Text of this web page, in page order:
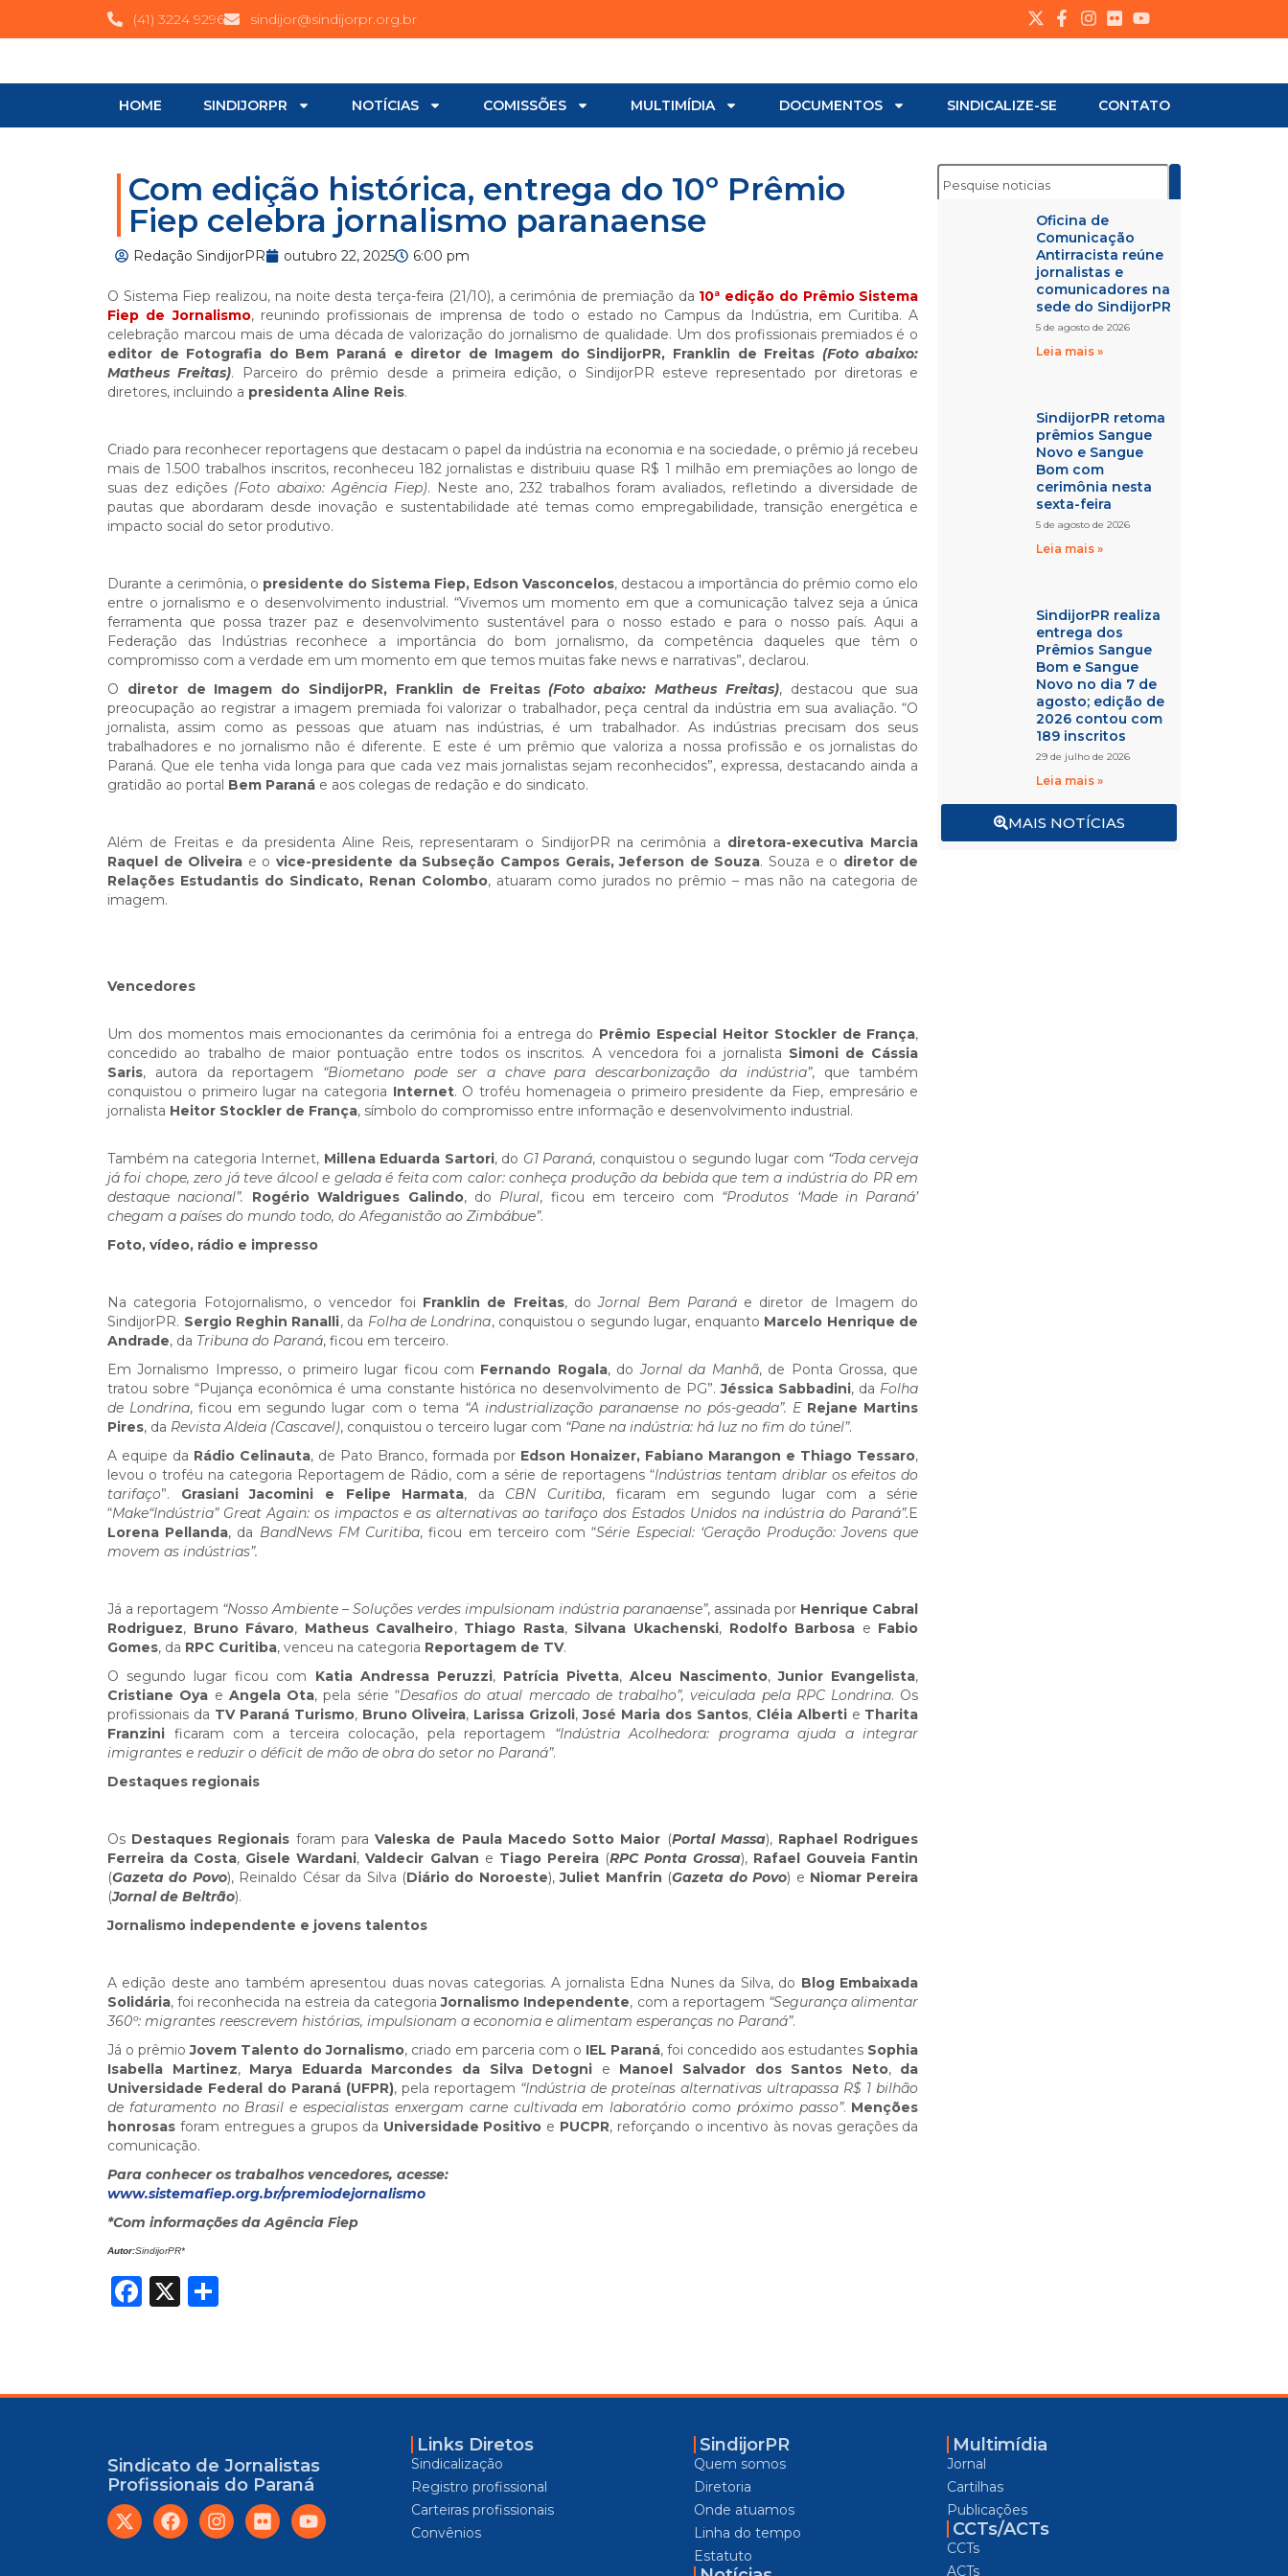
(41) 3224 9296 sindijor@sindijorpr.org.br
HOME SINDIJORPR NOTÍCIAS COMISSÕES MULTIMÍDIA DOCUMENTOS SINDICALIZE-SE CONTATO
Com edição histórica, entrega do 10º Prêmio
Fiep celebra jornalismo paranaense
Redação SindijorPR outubro 22, 2025 6:00 pm
O Sistema Fiep realizou, na noite desta terça-feira (21/10), a cerimônia de premiação da 10ª edição do Prêmio Sistema
Fiep de Jornalismo, reunindo profissionais de imprensa de todo o estado no Campus da Indústria, em Curitiba. A
celebração marcou mais de uma década de valorização do jornalismo de qualidade. Um dos profissionais premiados é o
editor de Fotografia do Bem Paraná e diretor de Imagem do SindijorPR, Franklin de Freitas (Foto abaixo:
Matheus Freitas). Parceiro do prêmio desde a primeira edição, o SindijorPR esteve representado por diretoras e
diretores, incluindo a presidenta Aline Reis.
Criado para reconhecer reportagens que destacam o papel da indústria na economia e na sociedade, o prêmio já recebeu
mais de 1.500 trabalhos inscritos, reconheceu 182 jornalistas e distribuiu quase R$ 1 milhão em premiações ao longo de
suas dez edições (Foto abaixo: Agência Fiep). Neste ano, 232 trabalhos foram avaliados, refletindo a diversidade de
pautas que abordaram desde inovação e sustentabilidade até temas como empregabilidade, transição energética e
impacto social do setor produtivo.
Durante a cerimônia, o presidente do Sistema Fiep, Edson Vasconcelos, destacou a importância do prêmio como elo
entre o jornalismo e o desenvolvimento industrial. “Vivemos um momento em que a comunicação talvez seja a única
ferramenta que possa trazer paz e desenvolvimento sustentável para o nosso estado e para o nosso país. Aqui a
Federação das Indústrias reconhece a importância do bom jornalismo, da competência daqueles que têm o
compromisso com a verdade em um momento em que temos muitas fake news e narrativas”, declarou.
O diretor de Imagem do SindijorPR, Franklin de Freitas(Foto abaixo: Matheus Freitas), destacou que sua
preocupação ao registrar a imagem premiada foi valorizar o trabalhador, peça central da indústria em sua avaliação. “O
jornalista, assim como as pessoas que atuam nas indústrias, é um trabalhador. As indústrias precisam dos seus
trabalhadores e no jornalismo não é diferente. E este é um prêmio que valoriza a nossa profissão e os jornalistas do
Paraná. Que ele tenha vida longa para que cada vez mais jornalistas sejam reconhecidos”, expressa, destacando ainda a
gratidão ao portal Bem Paraná e aos colegas de redação e do sindicato.
Além de Freitas e da presidenta Aline Reis, representaram o SindijorPR na cerimônia a diretora-executiva Marcia
Raquel de Oliveira e ovice-presidente da Subseção Campos Gerais, Jeferson de Souza. Souza e o diretor de
Relações Estudantis do Sindicato, Renan Colombo, atuaram como jurados no prêmio – mas não na categoria de
imagem.
Vencedores
Um dos momentos mais emocionantes da cerimônia foi a entrega do Prêmio Especial Heitor Stockler de França,
concedido ao trabalho de maior pontuação entre todos os inscritos. A vencedora foi a jornalista Simoni de Cássia
Saris, autora da reportagem “Biometano pode ser a chave para descarbonização da indústria”, que também
conquistou o primeiro lugar na categoria Internet. O troféu homenageia o primeiro presidente da Fiep, empresário e
jornalista Heitor Stockler de França, símbolo do compromisso entre informação e desenvolvimento industrial.
Também na categoria Internet, Millena Eduarda Sartori, do G1 Paraná, conquistou o segundo lugar com “Toda cerveja
já foi chope, zero já teve álcool e gelada é feita com calor: conheça produção da bebida que tem a indústria do PR em
destaque nacional”.
Rogério Waldrigues Galindo, do Plural, ficou em terceiro com “Produtos ‘Made in Paraná’
chegam a países do mundo todo, do Afeganistão ao Zimbábue”.
Foto, vídeo, rádio e impresso
Na categoria Fotojornalismo, o vencedor foi Franklin de Freitas, doJornal Bem Paranáe diretor de Imagem do
SindijorPR. Sergio Reghin Ranalli, da Folha de Londrina, conquistou o segundo lugar, enquanto Marcelo Henrique de
Andrade, da Tribuna do Paraná, ficou em terceiro.
Em Jornalismo Impresso, o primeiro lugar ficou com Fernando Rogala, doJornal da Manhã, de Ponta Grossa, que
tratou sobre “Pujança econômica é uma constante histórica no desenvolvimento de PG”.Jéssica Sabbadini, da Folha
de Londrina, ficou em segundo lugar com o tema “A industrialização paranaense no pós-geada”. E Rejane Martins
Pires, da Revista Aldeia (Cascavel), conquistou o terceiro lugar com “Pane na indústria: há luz no fim do túnel”.
A equipe da Rádio Celinauta, de Pato Branco, formada por Edson Honaizer, Fabiano Marangon e Thiago Tessaro,
levou o troféu na categoria Reportagem de Rádio, com a série de reportagens “Indústrias tentam driblar os efeitos do
tarifaço”. Grasiani Jacomini e Felipe Harmata, da CBN Curitiba, ficaram em segundo lugar com a série
“Make“Indústria” Great Again: os impactos e as alternativas ao tarifaço dos Estados Unidos na indústria do Paraná”.E
Lorena Pellanda, da BandNews FM Curitiba, ficou em terceiro com “Série Especial: ‘Geração Produção: Jovens que
movem as indústrias”.
Já a reportagem “Nosso Ambiente – Soluções verdes impulsionam indústria paranaense”, assinada por Henrique Cabral
Rodriguez, Bruno Fávaro, Matheus Cavalheiro, Thiago Rasta, Silvana Ukachenski, Rodolfo Barbosa e Fabio
Gomes, da RPC Curitiba, venceu na categoria Reportagem de TV.
O segundo lugar ficou com Katia Andressa Peruzzi, Patrícia Pivetta,Alceu Nascimento,Junior Evangelista,
Cristiane Oya e Angela Ota, pela série “Desafios do atual mercado de trabalho”, veiculada pela RPC Londrina. Os
profissionais da TV Paraná Turismo, Bruno Oliveira, Larissa Grizoli,José Maria dos Santos, Cléia Albertie Tharita
Franzini ficaram com a terceira colocação, pela reportagem “Indústria Acolhedora: programa ajuda a integrar
imigrantes e reduzir o déficit de mão de obra do setor no Paraná”.
Destaques regionais
Os Destaques Regionais foram paraValeska de Paula Macedo Sotto Maior (Portal Massa), Raphael Rodrigues
Ferreira da Costa, Gisele Wardani,Valdecir Galvan e Tiago Pereira(RPC Ponta Grossa), Rafael Gouveia Fantin
(Gazeta do Povo), Reinaldo César da Silva (Diário do Noroeste),Juliet Manfrin (Gazeta do Povo) e Niomar Pereira
(Jornal de Beltrão).
Jornalismo independente e jovens talentos
A edição deste ano também apresentou duas novas categorias. A jornalista Edna Nunes da Silva, do Blog Embaixada
Solidária, foi reconhecida na estreia da categoriaJornalismo Independente, com a reportagem “Segurança alimentar
360º: migrantes reescrevem histórias, impulsionam a economia e alimentam esperanças no Paraná”.
Já o prêmioJovem Talento do Jornalismo, criado em parceria com o IEL Paraná, foi concedido aos estudantes Sophia
Isabella Martinez, Marya Eduarda Marcondes da Silva Detogni e Manoel Salvador dos Santos Neto, da
Universidade Federal do Paraná (UFPR), pela reportagem “Indústria de proteínas alternativas ultrapassa R$ 1 bilhão
de faturamento no Brasil e especialistas enxergam carne cultivada em laboratório como próximo passo”. Menções
honrosas foram entregues a grupos da Universidade Positivo e PUCPR, reforçando o incentivo às novas gerações da
comunicação.
Para conhecer os trabalhos vencedores, acesse:
www.sistemafiep.org.br/premiodejornalismo
*Com informações da Agência Fiep
Autor:SindijorPR*
Facebook
X
Oficina de
Comunicação
Antirracista reúne
jornalistas e
comunicadores na
sede do SindijorPR
5 de agosto de 2026
Leia mais »
SindijorPR retoma
prêmios Sangue
Novo e Sangue
Bom com
cerimônia nesta
sexta-feira
5 de agosto de 2026
Leia mais »
SindijorPR realiza
entrega dos
Prêmios Sangue
Bom e Sangue
Novo no dia 7 de
agosto; edição de
2026 contou com
189 inscritos
29 de julho de 2026
Leia mais »
MAIS NOTÍCIAS
Sindicato de Jornalistas
Profissionais do Paraná
Links Diretos
Sindicalização
Registro profissional
Carteiras profissionais
Convênios
SindijorPR
Quem somos
Diretoria
Onde atuamos
Linha do tempo
Estatuto
Multimídia
Jornal
Cartilhas
Publicações
CCTs/ACTs
CCTs
ACTs